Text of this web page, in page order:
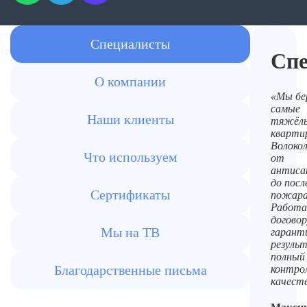
Специалисты
О компании
Наши клиенты
Что используем
Сертификаты
Мы на ТВ
Благодарственные письма
«Мы
самые
от
до
полный